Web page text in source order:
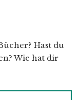
Hast du
Wie hat dir